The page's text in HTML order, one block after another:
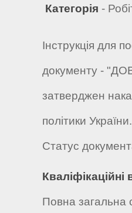
Категорія -
Інструкція для
документу -
затверджен
політики України.
Статус
Кваліфікаційні
Повна загальна